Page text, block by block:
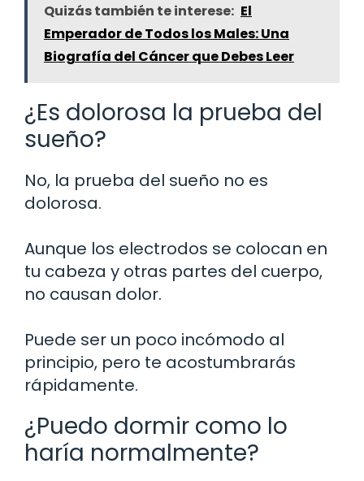
Quizás también te interese: El
Emperador de Todos los Males: Una
Biografía del Cáncer que Debes Leer
¿Es dolorosa la prueba del
sueño?
No, la prueba del sueño no es
dolorosa.
Aunque los electrodos se colocan en
tu cabeza y otras partes del cuerpo,
no causan dolor.
Puede ser un poco incómodo al
principio, pero te acostumbrarás
rápidamente.
¿Puedo dormir como lo
haría normalmente?